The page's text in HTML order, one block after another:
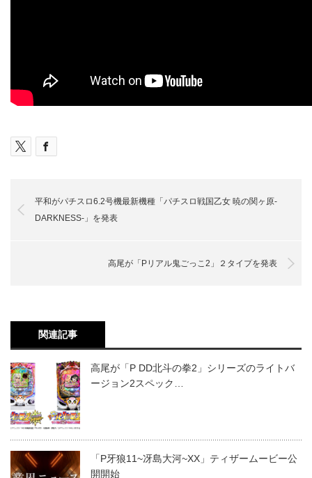
平和がパチスロ6.2号機最新機種「パチスロ戦国乙女 暁の関ヶ原-
DARKNESS-」を発表
高尾が「Pリアル鬼ごっこ2」２タイプを発表
関連記事
高尾が「P DD北斗の拳2」シリーズのライトバ
ージョン2スペック…
「P牙狼11~冴島大河~XX」ティザームービー公
開開始